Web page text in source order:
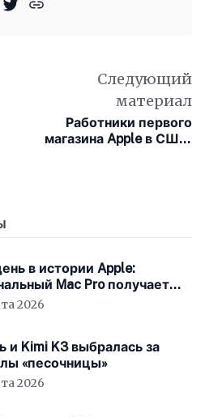
Следующий
материал
Работники первого
магазина Apple в США,
в истории Apple:
Mac Pro получает
процессор Intel
2026
и Kimi K3 выбралась за
«песочницы»
2026